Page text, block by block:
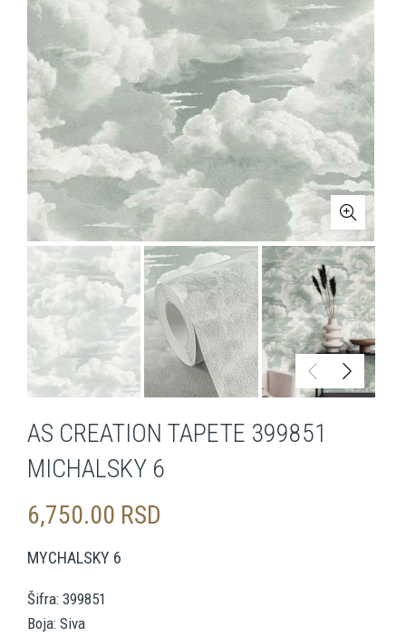
AS CREATION TAPETE 399851
MICHALSKY 6
6,750.00 RSD
MYCHALSKY 6
Šifra: 399851
Boja: Siva